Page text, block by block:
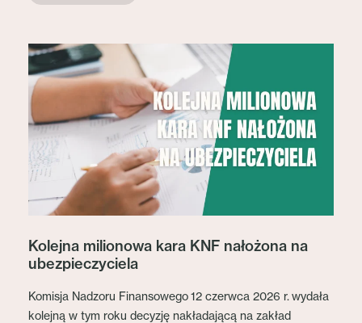
Kolejna milionowa kara KNF nałożona na
ubezpieczyciela
Komisja Nadzoru Finansowego 12 czerwca 2026 r. wydała
kolejną w tym roku decyzję nakładającą na zakład